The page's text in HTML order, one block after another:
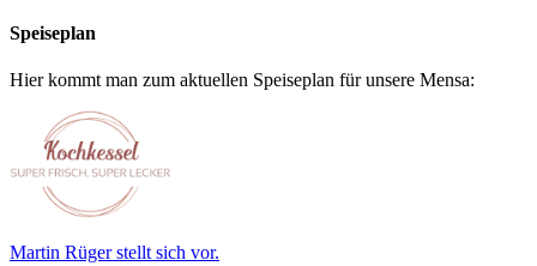
Speiseplan
Hier kommt man zum aktuellen Speiseplan für unsere Mensa:
Martin Rüger stellt sich vor.